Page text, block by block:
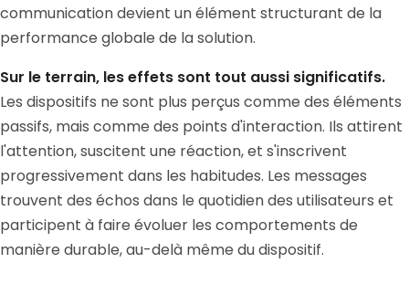
communication devient un élément structurant de la
performance globale de la solution.
Sur le terrain, les effets sont tout aussi significatifs.
Les dispositifs ne sont plus perçus comme des éléments
passifs, mais comme des points d'interaction. Ils attirent
l'attention, suscitent une réaction, et s'inscrivent
progressivement dans les habitudes. Les messages
trouvent des échos dans le quotidien des utilisateurs et
participent à faire évoluer les comportements de
manière durable, au-delà même du dispositif.